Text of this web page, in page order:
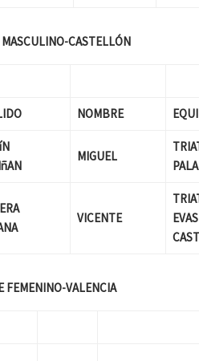
CASTELLÓN
NOMBRE
MIGUEL
VICENTE
FEMENINO-VALENCIA